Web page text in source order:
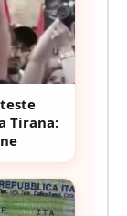
Tirana: